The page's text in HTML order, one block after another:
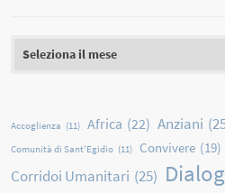
Accoglienza (11) Africa (22) Anziani
Comunità di Sant'Egidio (11) Convivere (19)
Corridoi Umanitari (25)